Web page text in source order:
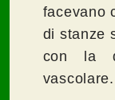
facevano
di stanze
con la
vascolare.